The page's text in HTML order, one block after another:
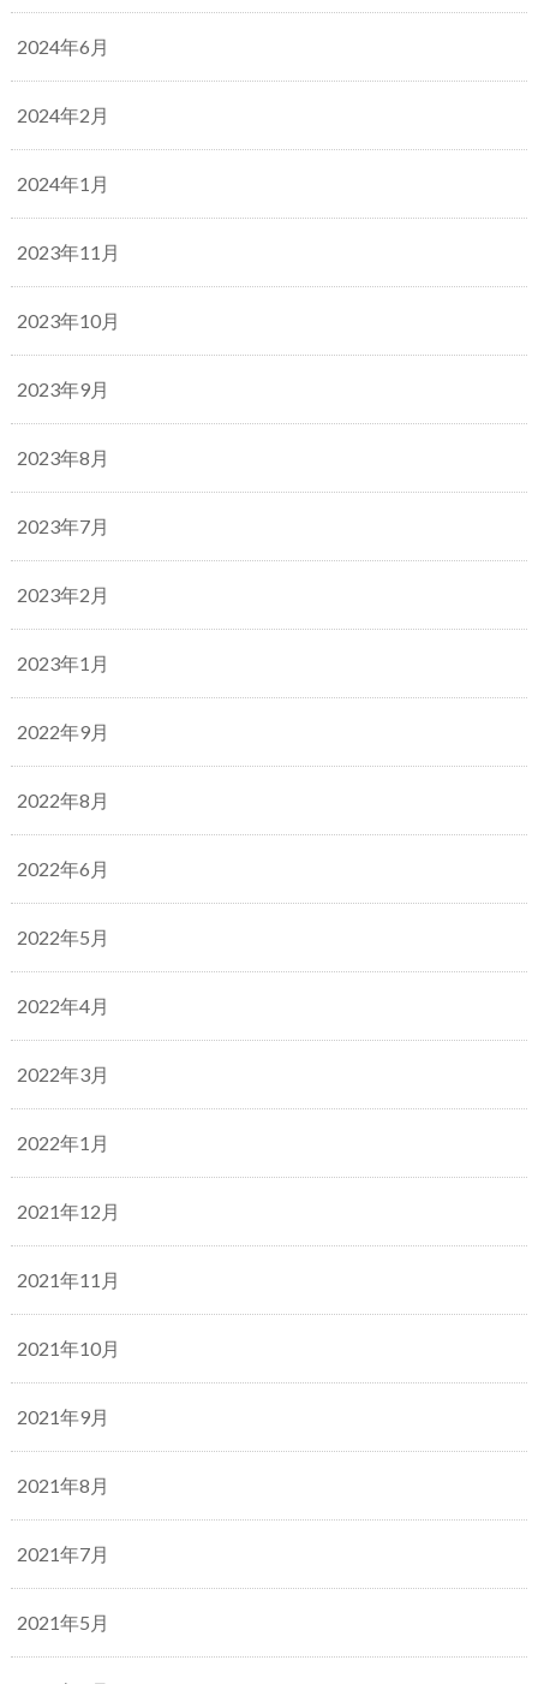
2024年6月
2024年2月
2024年1月
2023年11月
2023年10月
2023年9月
2023年8月
2023年7月
2023年2月
2023年1月
2022年9月
2022年8月
2022年6月
2022年5月
2022年4月
2022年3月
2022年1月
2021年12月
2021年11月
2021年10月
2021年9月
2021年8月
2021年7月
2021年5月